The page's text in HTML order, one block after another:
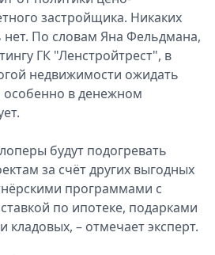
застройщика. Никаких
По словам Яна Фельдмана,
ГК "Ленстройтрест", в
недвижимости ожидать
особенно в денежном
будут подогревать
за счёт других выгодных
программами с
по ипотеке, подарками
– отмечает эксперт.